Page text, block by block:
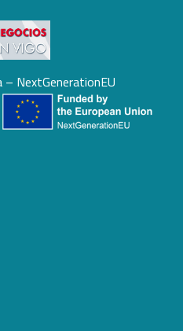
– NextGenerationEU